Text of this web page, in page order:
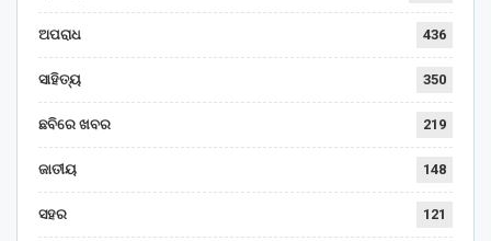
ଅପରାଧ 436
ସାହିତ୍ୟ 350
ଛବିରେ ଖବର 219
ଜାତୀୟ 148
ସହର 121